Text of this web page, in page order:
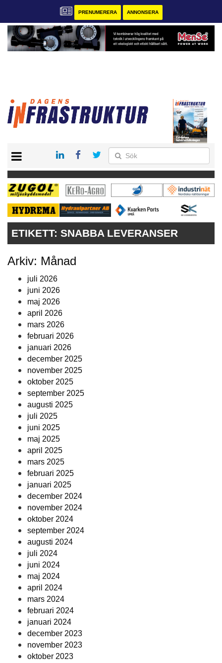
PRENUMERERA ANNONSERA
KONTAKT
VÅRA ANDRA MAGASIN
PRENUMERERA
ANNONSERA
ETIKETT: SNABBA LEVERANSER
Arkiv: Månad
juli 2026
juni 2026
maj 2026
april 2026
mars 2026
februari 2026
januari 2026
december 2025
november 2025
oktober 2025
september 2025
augusti 2025
juli 2025
juni 2025
maj 2025
april 2025
mars 2025
februari 2025
januari 2025
december 2024
november 2024
oktober 2024
september 2024
augusti 2024
juli 2024
juni 2024
maj 2024
april 2024
mars 2024
februari 2024
januari 2024
december 2023
november 2023
oktober 2023